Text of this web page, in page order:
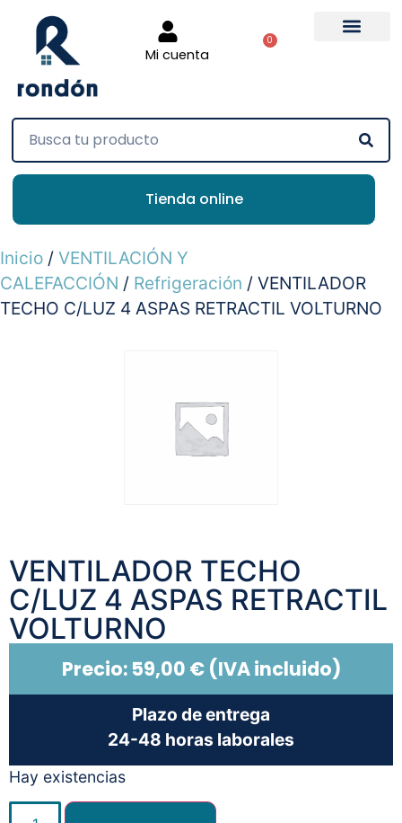
Mi cuenta
0
Tienda online
Inicio / VENTILACIÓN Y
CALEFACCIÓN / Refrigeración / VENTILADOR
TECHO C/LUZ 4 ASPAS RETRACTIL VOLTURNO
VENTILADOR TECHO
C/LUZ 4 ASPAS RETRACTIL
VOLTURNO
Precio: 59,00 €(IVA incluido)
Plazo de entrega
24-48 horas laborales
Hay existencias